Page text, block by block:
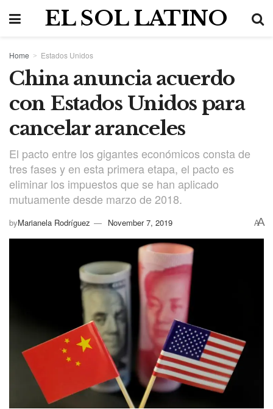
EL SOL LATINO
Home Estados Unidos
China anuncia acuerdo
con Estados Unidos para
cancelar aranceles
El pacto entre los gigantes económicos consta de
tres fases y en esta primera etapa, el pacto es
eliminar los impuestos que se han aplicado
mutuamente desde marzo de 2018.
byMarianela Rodríguez November 7, 2019 AA